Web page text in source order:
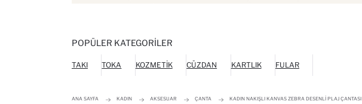
POPÜLER KATEGORILER
TAKI TOKA KOZMETIK CÜZDAN KARTLIK FULAR
ANA SAYFA KADIN AKSESUAR ÇANTA KADIN NAKIŞLI KANVAS ZEBRA DESENLI PLAJ ÇANTASI